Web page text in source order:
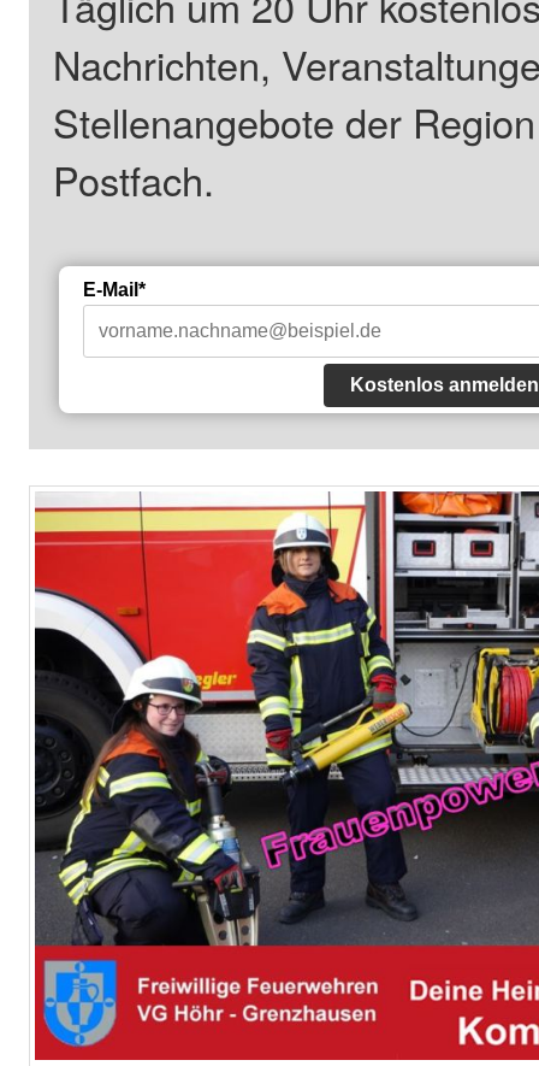
Nachrichten,
Stellenangebote der
Postfach.
E-Mail*
Kostenlos anmelden